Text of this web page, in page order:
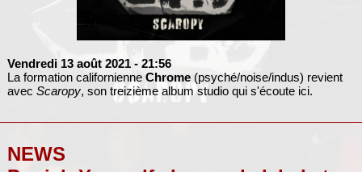
Vendredi 13 août 2021 - 21:56
La formation californienne Chrome(psyché/noise/indus) revient
avec Scaropy, son treizième album studio qui s'écoute ici.
NEWS